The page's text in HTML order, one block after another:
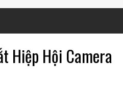
Hiệp Hội Camera